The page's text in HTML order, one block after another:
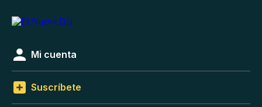
Mi cuenta
Suscríbete